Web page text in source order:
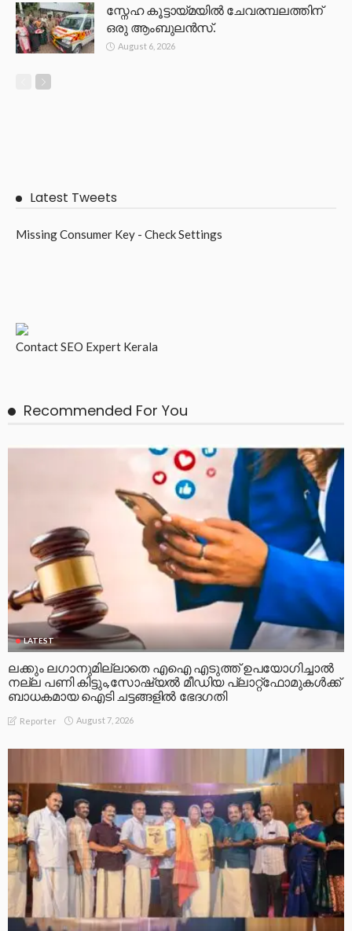
സ്നേഹ കൂട്ടായ്മയിൽ ചേവരമ്പലത്തിന്
ഒരു ആംബുലൻസ്.
August 6, 2026
Latest Tweets
Missing Consumer Key - Check Settings
ContactSEO Expert Kerala
Recommended For You
LATEST
ലക്കും ലഗാനുമില്ലാതെ എഐ എടുത്ത് ഉപയോഗിച്ചാല്‍
നല്ല പണി കിട്ടും,സോഷ്യല്‍ മീഡിയ പ്ലാറ്റ്‌ഫോമുകള്‍ക്ക്
ബാധകമായ ഐടി ചട്ടങ്ങളില്‍ ഭേദഗതി
Reporter August 7, 2026